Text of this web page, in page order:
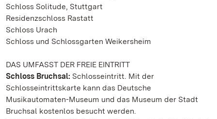
Schloss Solitude, Stuttgart
Residenzschloss Rastatt
Schloss Urach
Schloss und Schlossgarten Weikersheim
DAS UMFASST DER FREIE EINTRITT
Schloss Bruchsal: Schlosseintritt. Mit der
Schlosseintrittskarte kann das Deutsche
Musikautomaten-Museum und das Museum der Stadt
Bruchsal kostenlos besucht werden.